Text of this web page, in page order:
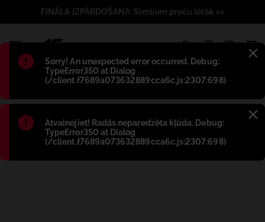
Błąd:
Sorry! An unexpected error occurred. Debug:
TypeError350 at Dialog
(/client.f7689a073632889cca6c.js:2307:698)
Błąd:
Atvainojiet! Radās neparedzēta kļūda. Debug:
TypeError350 at Dialog
(/client.f7689a073632889cca6c.js:2307:698)
FINĀLA IZPĀRDOŠANA: Simtiem preču lētāk >>